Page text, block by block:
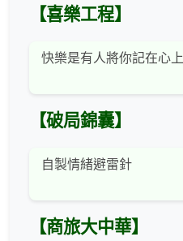
【喜樂工程】
快樂是有人將你記在心上
【破局錦囊】
自製情緒避雷針
【商旅大中華】